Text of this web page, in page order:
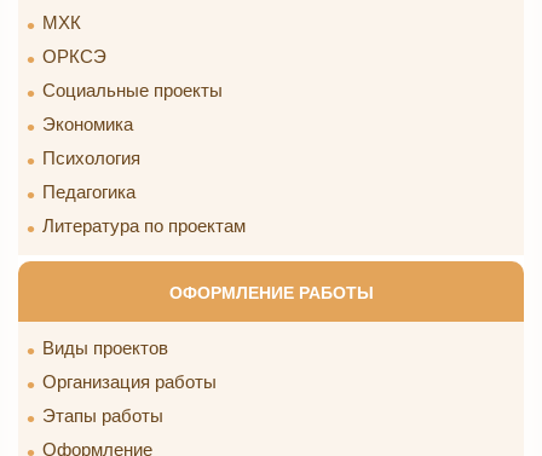
МХК
ОРКСЭ
Социальные проекты
Экономика
Психология
Педагогика
Литература по проектам
ОФОРМЛЕНИЕ РАБОТЫ
Виды проектов
Организация работы
Этапы работы
Оформление